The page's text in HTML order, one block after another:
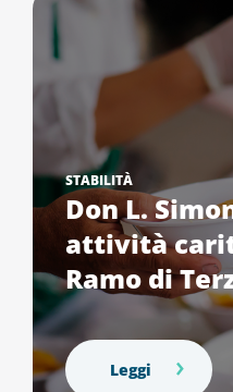
STABILITÀ
Don L.
attività
Ramo di
Leggi